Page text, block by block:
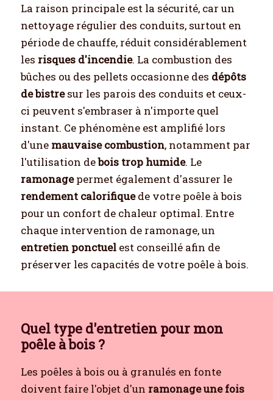
La raison principale est la sécurité, car un
nettoyage régulier des conduits, surtout en
période de chauffe, réduit considérablement
les risques d'incendie. La combustion des
bûches ou des pellets occasionne des dépôts
de bistresur les parois des conduits et ceux-
ci peuvent s'embraser à n'importe quel
instant. Ce phénomène est amplifié lors
d'une mauvaise combustion, notamment par
l'utilisation debois trop humide. Le
ramonagepermet également d'assurer le
rendement calorifiquede votre poêle à bois
pour un confort de chaleur optimal. Entre
chaque intervention de ramonage, un
entretien ponctuel est conseillé afin de
préserver les capacités de votre poêle à bois.
Quel type d'entretien pour mon
poêle à bois ?
Les poêles à bois ou à granulés en fonte
doivent faire l'objet d'un ramonage une fois